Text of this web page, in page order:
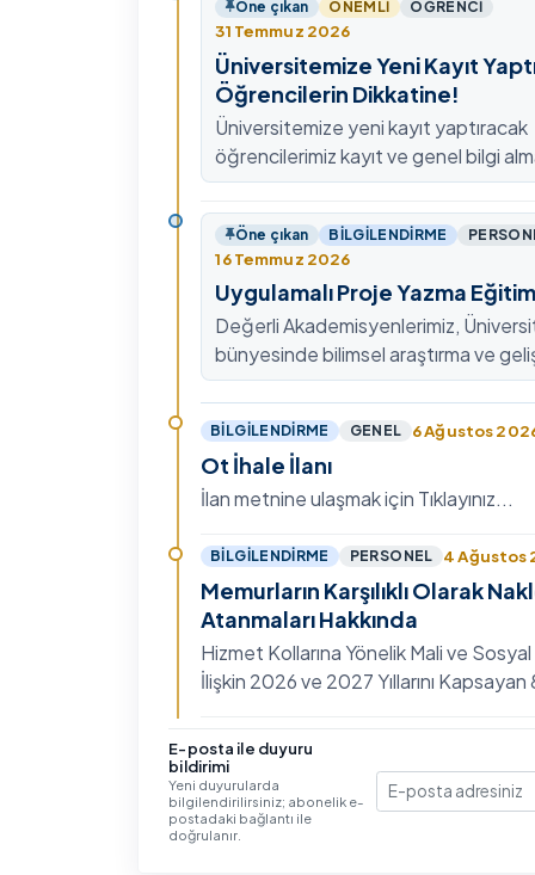
Öne çıkan ÖNEMLI ÖĞRENCI
31 Temmuz 2026
Üniversitemize Yeni Kayıt
Öğrencilerin Dikkatine!
Üniversitemize yeni kayıt yaptıracak
öğrencilerimiz kayıt ve genel bilgi
0478 211 75 75 Dahili: 1913 nolu
ulaşabilirsiniz.
Öne çıkan BILGILENDIRME
16 Temmuz 2026
Uygulamalı Proje Yazma
Değerli Akademisyenlerimiz,
bünyesinde bilimsel araştırma ve
kültürünü güçlendirmek, ulusal ve
fon mekanizmala…
BILGILENDIRME GENEL 6 Ağustos
Ot İhale İlanı
İlan metnine ulaşmak için Tıklayınız...
BILGILENDIRME PERSONEL 4 Ağustos
Memurların Karşılıklı Olarak
Atanmaları Hakkında
Hizmet Kollarına Yönelik Mali ve
İlişkin 2026 ve 2027 Yıllarını
Hizmet…
BILGILENDIRME
IV. Uluslararası İlişkiler
Ayrıntılı bilgi ve başvuru için Tıklayınız...
E-posta ile duyuru
bildirimi
Yeni duyurularda
bilgilendirilirsiniz; abonelik e-
postadaki bağlantı ile
doğrulanır.
E-posta